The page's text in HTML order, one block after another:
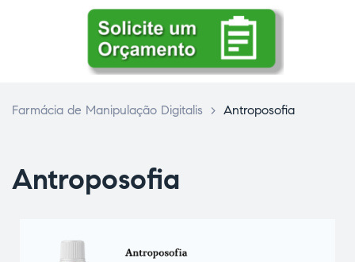
Farmácia de Manipulação Digitalis > Antroposofia
Antroposofia